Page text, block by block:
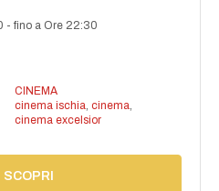
-fino a Ore 22:30
CINEMA
cinema ischia cinema
cinema excelsior
SCOPRI